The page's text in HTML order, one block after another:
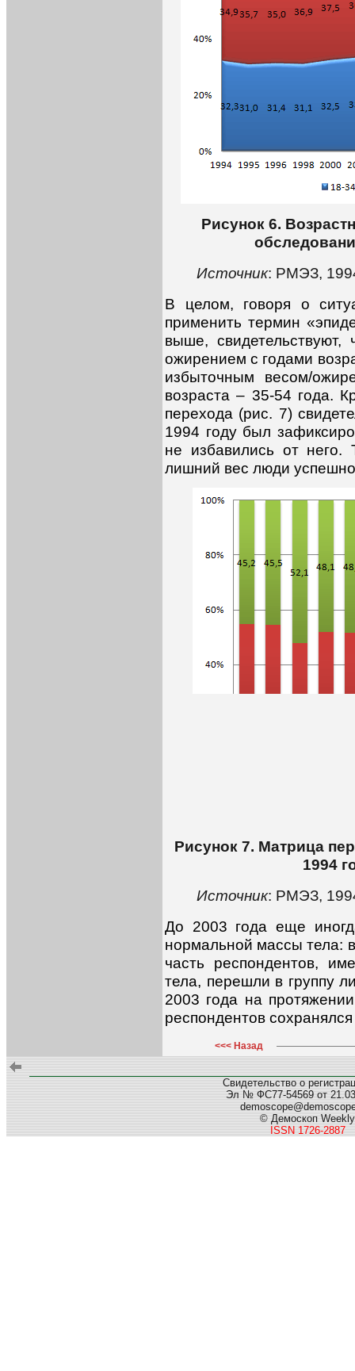
Рисунок 6.
Источник: РМЭЗ,
В целом, говоря о
применить термин
выше,
ожирением с годами
избыточным весом/
возраста – 35-54 года.
перехода (рис. 7)
1994 году был
не избавились от него.
лишний вес люди
Рисунок 7. Матрица
1994
Источник: РМЭЗ,
До 2003 года еще
нормальной массы тела:
часть респондентов,
тела, перешли в группу
2003 года на
респондентов
<<< Назад
Свидетельство о
Эл № ФС77-54569 от
© Демоскоп Weekly
ISSN 1726-2887